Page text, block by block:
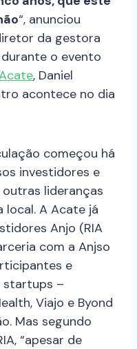
“, anunciou
da gestora
durante o evento
, Daniel
acontece no dia
começou há
investidores e
lideranças
A Acate já
Anjo (RIA
com a Anjso
e
startups –
Viajo e Byond
Mas segundo
“apesar de